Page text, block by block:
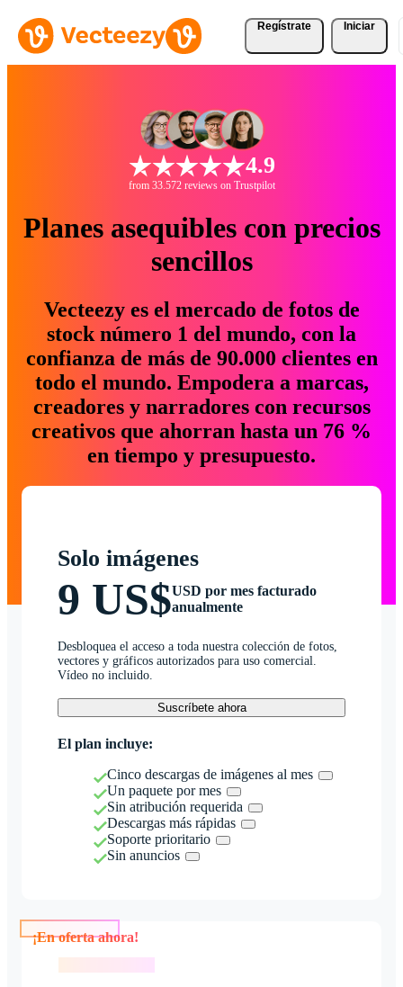
Regístrate Iniciar
4.9
from 33.572 reviews on Trustpilot
Planes asequibles con precios
sencillos
Vecteezy es el mercado de fotos de
stock número 1 del mundo, con la
confianza de más de 90.000 clientes en
todo el mundo. Empodera a marcas,
creadores y narradores con recursos
creativos que ahorran hasta un 76 %
en tiempo y presupuesto.
Solo imágenes
9 US$USD por mes facturado
anualmente
Desbloquea el acceso a toda nuestra colección de fotos,
vectores y gráficos autorizados para uso comercial.
Vídeo no incluido.
Suscríbete ahora
El plan incluye:
Cinco descargas de imágenes al mes
Un paquete por mes
Sin atribución requerida
Descargas más rápidas
Soporte prioritario
Sin anuncios